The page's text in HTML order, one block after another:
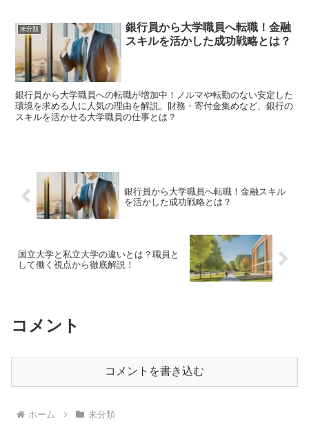
未分類
銀行員から大学職員へ転職！金融
スキルを活かした成功戦略とは？
銀行員から大学職員への転職が増加中！ノルマや転勤のない安定した
環境を求める人に人気の理由を解説。財務・寄付金集めなど、銀行の
スキルを活かせる大学職員の仕事とは？
銀行員から大学職員へ転職！金融スキル
を活かした成功戦略とは？
国立大学と私立大学の違いとは？職員と
して働く視点から徹底解説！
コメント
コメントを書き込む
ホーム 未分類